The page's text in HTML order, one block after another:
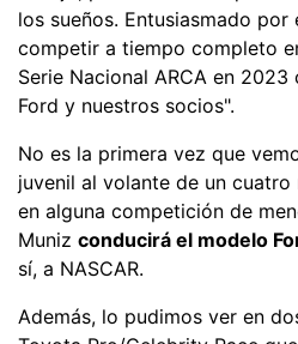
los sueños. Entusiasmado
competir a tiempo completo
Serie Nacional ARCA en
Ford y nuestros socios".
No es la primera vez que
juvenil al volante de un
en alguna competición de
Muniz conducirá el modelo
sí, a NASCAR.
Además, lo pudimos ver en